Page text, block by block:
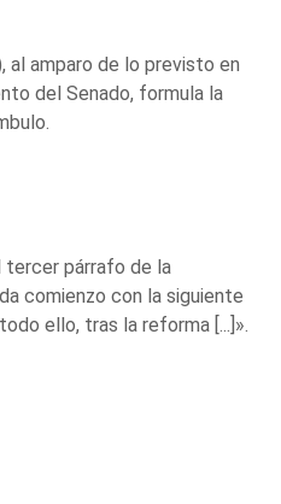
al amparo de lo previsto en
del Senado, formula la
tercer párrafo de la
comienzo con la siguiente
ello, tras la reforma [...]».